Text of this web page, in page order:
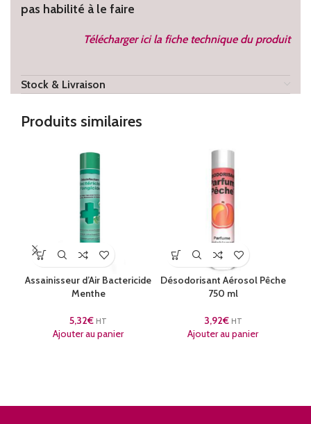
pas habilité à le faire
Télécharger ici la fiche technique du produit
Stock & Livraison
Produits similaires
Assainisseur d’Air Bactericide
Menthe
5,32€ HT
Ajouter au panier
Désodorisant Aérosol Pêche
750 ml
3,92€ HT
Ajouter au panier